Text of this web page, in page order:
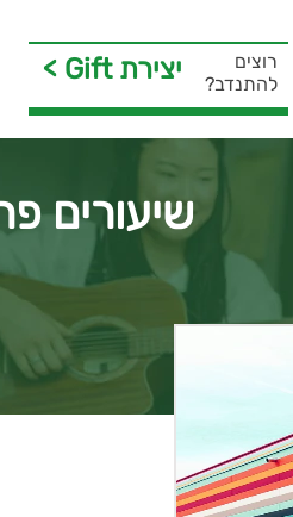
< Gift יצירת
רוצים
להתנדב?
שיעורים